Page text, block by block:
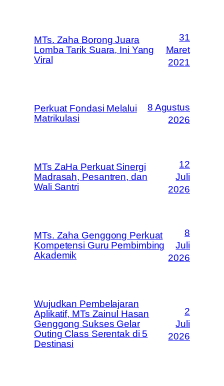
MTs. Zaha Borong Juara
Lomba Tarik Suara, Ini Yang
Viral
31
Maret
2021
Perkuat Fondasi Melalui
Matrikulasi
8 Agustus
2026
MTs ZaHa Perkuat Sinergi
Madrasah, Pesantren, dan
Wali Santri
12
Juli
2026
MTs. Zaha Genggong Perkuat
Kompetensi Guru Pembimbing
Akademik
8
Juli
2026
Wujudkan Pembelajaran
Aplikatif, MTs Zainul Hasan
Genggong Sukses Gelar
Outing Class Serentak di 5
Destinasi
2
Juli
2026